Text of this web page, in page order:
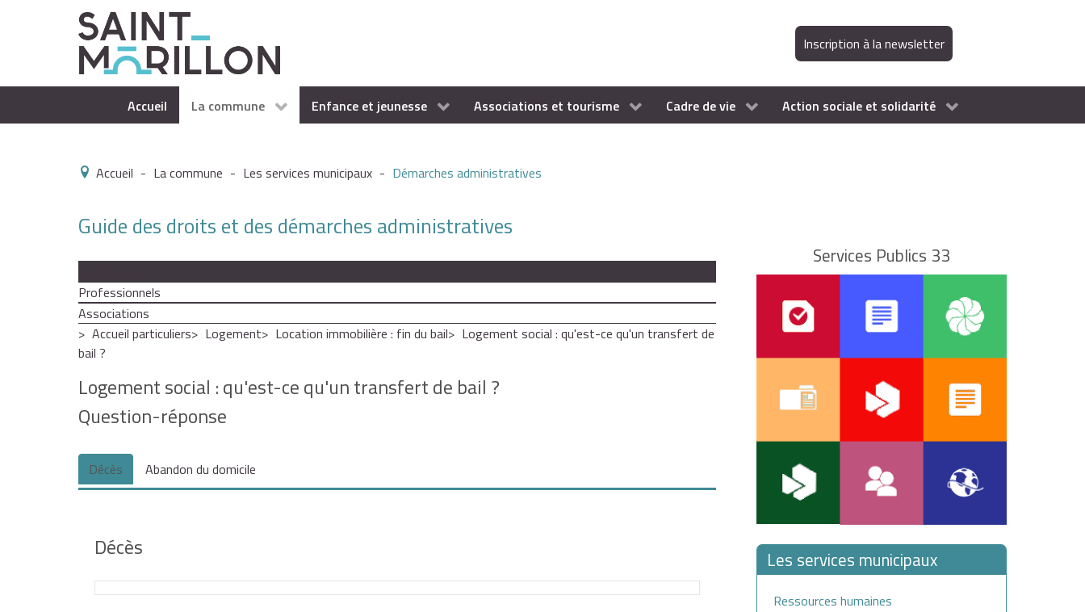
Inscription à la newsletter
Accueil La commune Enfance et jeunesse Associations et tourisme Cadre de vie Action sociale et solidarité
Accueil - La commune - Les services municipaux - Démarches administratives
Guide des droits et des démarches administratives
Professionnels
Associations
Accueil particuliers
Logement Location immobilière : fin du bail
Logement social : qu'est-ce qu'un transfert de
bail ?
Logement social : qu'est-ce qu'un transfert de bail ?
Question-réponse
Décès Abandon du domicile
Décès
Services Publics 33
Les services municipaux
Ressources humaines